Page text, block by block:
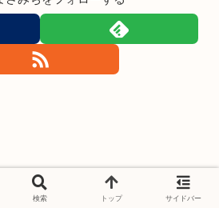
火山の島・利尻はなぜ昆布とウ
ニが名物なのか？絶景と絶品ラ
検索 トップ サイドバー